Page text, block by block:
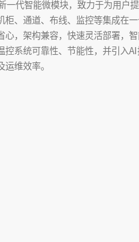
代智能微模块，致力于为用户
柜、通道、布线、监控等集成
心，架构兼容，快速灵活部署，
控系统可靠性、节能性，并引入
维效率。